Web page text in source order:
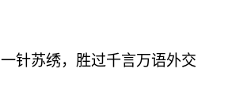
一针苏绣，胜过千言万语外交